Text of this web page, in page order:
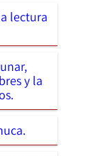
lectura
y la